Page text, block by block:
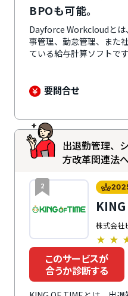
BPOも可能。
Dayforce Workcloudとは
事管理、勤怠管理、また
ている給与計算ソフトで
グ（BPO）サービスも提
なく給与計算業務の委託
ため多様なカスタマイズ
や承認もメールで通知・
ーレスに繋がります。自
ポート、英語・日本語の
応し、便利な機能も多数
要問合せ
出退勤管理、
方改革関連法
2
株式会社
★ ★
このサービスが
合うか診断する